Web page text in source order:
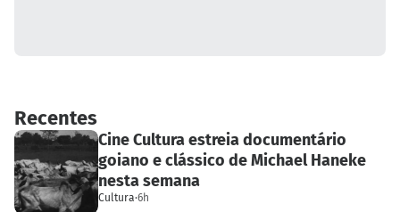
Recentes
Cine Cultura estreia documentário
goiano e clássico de Michael Haneke
nesta semana
Cultura·6h